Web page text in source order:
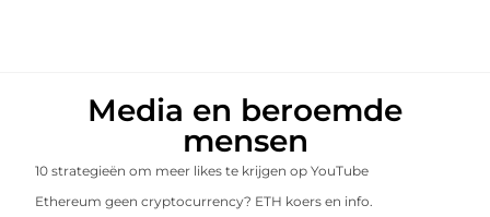
Media en beroemde
mensen
10 strategieën om meer likes te krijgen op YouTube
Ethereum geen cryptocurrency? ETH koers en info.